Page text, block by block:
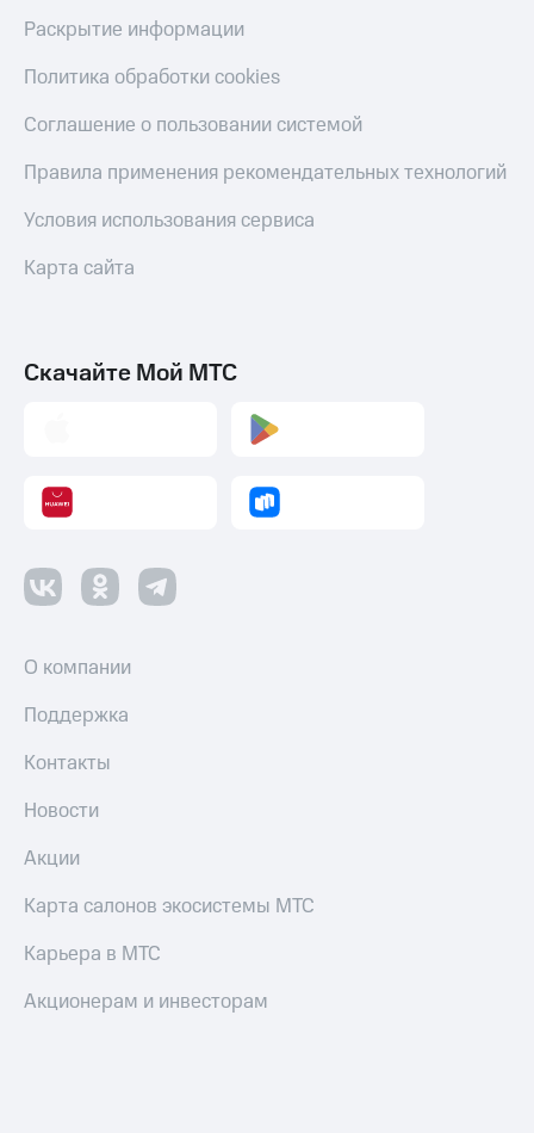
Раскрытие информации
Политика обработки cookies
Соглашение о пользовании системой
Правила применения рекомендательных технологий
Условия использования сервиса
Карта сайта
Скачайте Мой МТС
О компании
Поддержка
Контакты
Новости
Акции
Карта салонов экосистемы МТС
Карьера в МТС
Акционерам и инвесторам